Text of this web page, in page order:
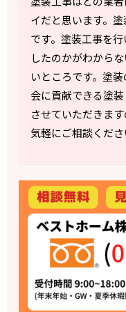
イだと思います。
です。塗装工事を
したのかがわから
いところです。塗
会に貢献できる塗
させていただきま
気軽にご相談くださ